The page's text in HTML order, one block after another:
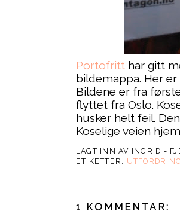
Portofritt har gitt
bildemappa. Her
Bildene er fra
flyttet fra Oslo.
husker helt feil.
Koselige veien
LAGT INN AV INGRID -
ETIKETTER:
1 KOMMENTAR: